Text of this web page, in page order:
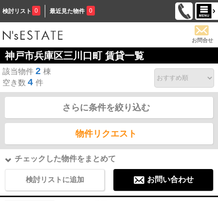
検討リスト 0 最近見た物件 0
お問合せ
神戸市兵庫区三川口町 賃貸一覧
該当物件 2 棟
空き数 4 件
さらに条件を絞り込む
物件リクエスト
チェックした物件をまとめて
検討リストに追加 お問い合わせ